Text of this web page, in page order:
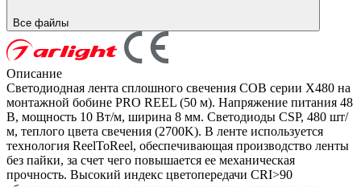
Все файлы
Описание
Светодиодная лента сплошного свечения COB серии X480 на
монтажной бобине PRO REEL (50 м). Напряжение питания 48
В, мощность 10 Вт/м, ширина 8 мм. Светодиоды CSP, 480 шт/
м, теплого цвета свечения (2700K). В ленте используется
технология ReelToReel, обеспечивающая производство ленты
без пайки, за счет чего повышается ее механическая
прочность. Высокий индекс цветопередачи CRI>90